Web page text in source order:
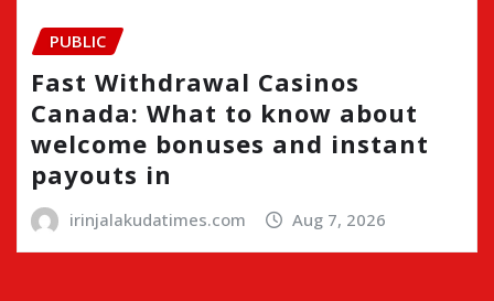
PUBLIC
Fast Withdrawal Casinos
Canada: What to know about
welcome bonuses and instant
payouts in
irinjalakudatimes.com Aug 7, 2026